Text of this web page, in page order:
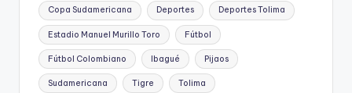
Copa Sudamericana Deportes Deportes Tolima
Estadio Manuel Murillo Toro Fútbol
Fútbol Colombiano Ibagué Pijaos
Sudamericana Tigre Tolima